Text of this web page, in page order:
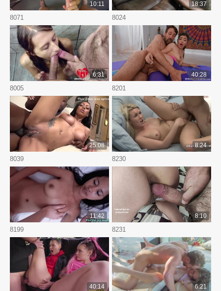
8071
10:11
8024
18:37
8005
6:31
8201
40:28
8039
25:08
8230
8:24
8199
11:42
8231
8:10
40:14 6:21